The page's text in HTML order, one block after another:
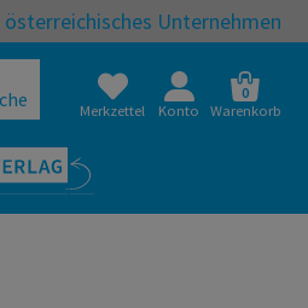
österreichisches Unternehmen
Merkzettel Konto
0
Warenkorb